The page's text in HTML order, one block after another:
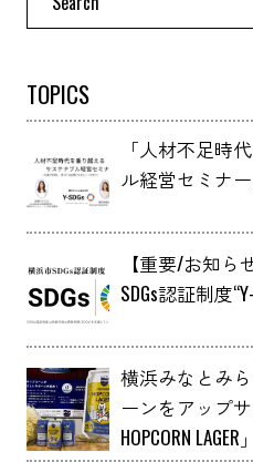
TOPICS
「人材不足時代を乗
ル経営セミナ
【重要/お知
SDGs認証制度
横浜みなとみ
ーンをアップサ
HOPCORN